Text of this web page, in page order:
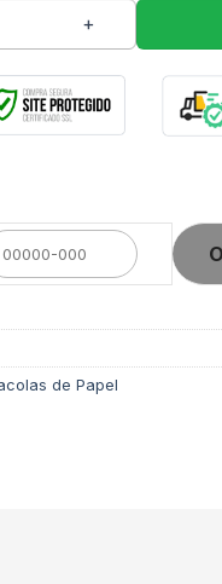
Pontos Dourados R571
de Papel